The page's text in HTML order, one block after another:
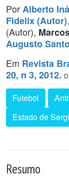
PorAlberto
Fidelix (Autor),
(Autor),
Augusto
Em Revista
20, n 3, 2012.
Futebol
Estado de
Resumo